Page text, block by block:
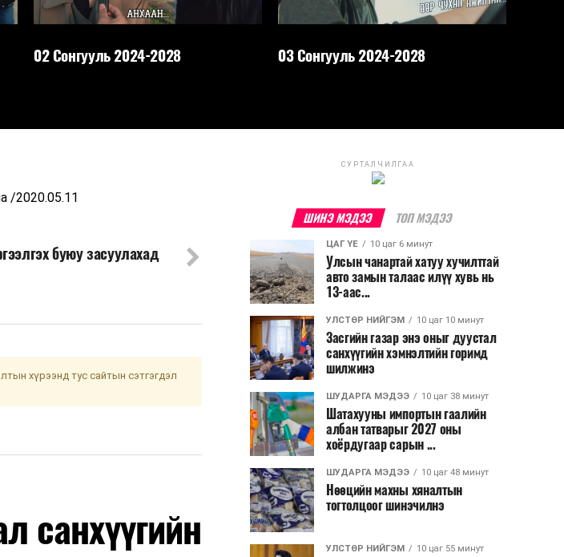
02 Сонгууль 2024-2028 03 Сонгууль 2024-2028
/2020.05.11
буюу засуулахад
хүрээнд тус сайтын сэтгэгдэл
санхүүгийн
СУРТАЛЧИЛГАА
ШИНЭ МЭДЭЭ ТОП МЭДЭЭ
ЦАГ ҮЕ 10 цаг 6 минут
Улсын чанартай хатуу хучилттай
авто замын талаас илүү хувь нь
13-аас...
УЛСТӨР НИЙГЭМ 10 цаг 10 минут
Засгийн газар энэ оныг дуустал
санхүүгийн хэмнэлтийн горимд
шилжинэ
ШУДАРГА МЭДЭЭ 10 цаг 38 минут
Шатахууны импортын гаалийн
албан татварыг 2027 оны
хоёрдугаар сарын ...
ШУДАРГА МЭДЭЭ 10 цаг 48 минут
Нөөцийн махны хяналтын
тогтолцоог шинэчилнэ
УЛСТӨР НИЙГЭМ 10 цаг 55 минут